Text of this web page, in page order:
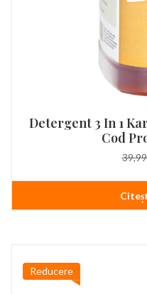
Detergent 3 In 1
Cod
Reducere